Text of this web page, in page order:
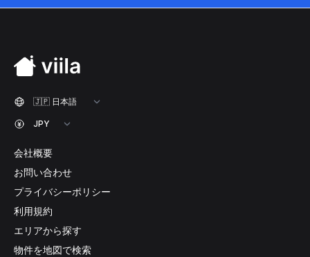
会社概要
お問い合わせ
プライバシーポリシー
利用規約
エリアから探す
物件を地図で検索